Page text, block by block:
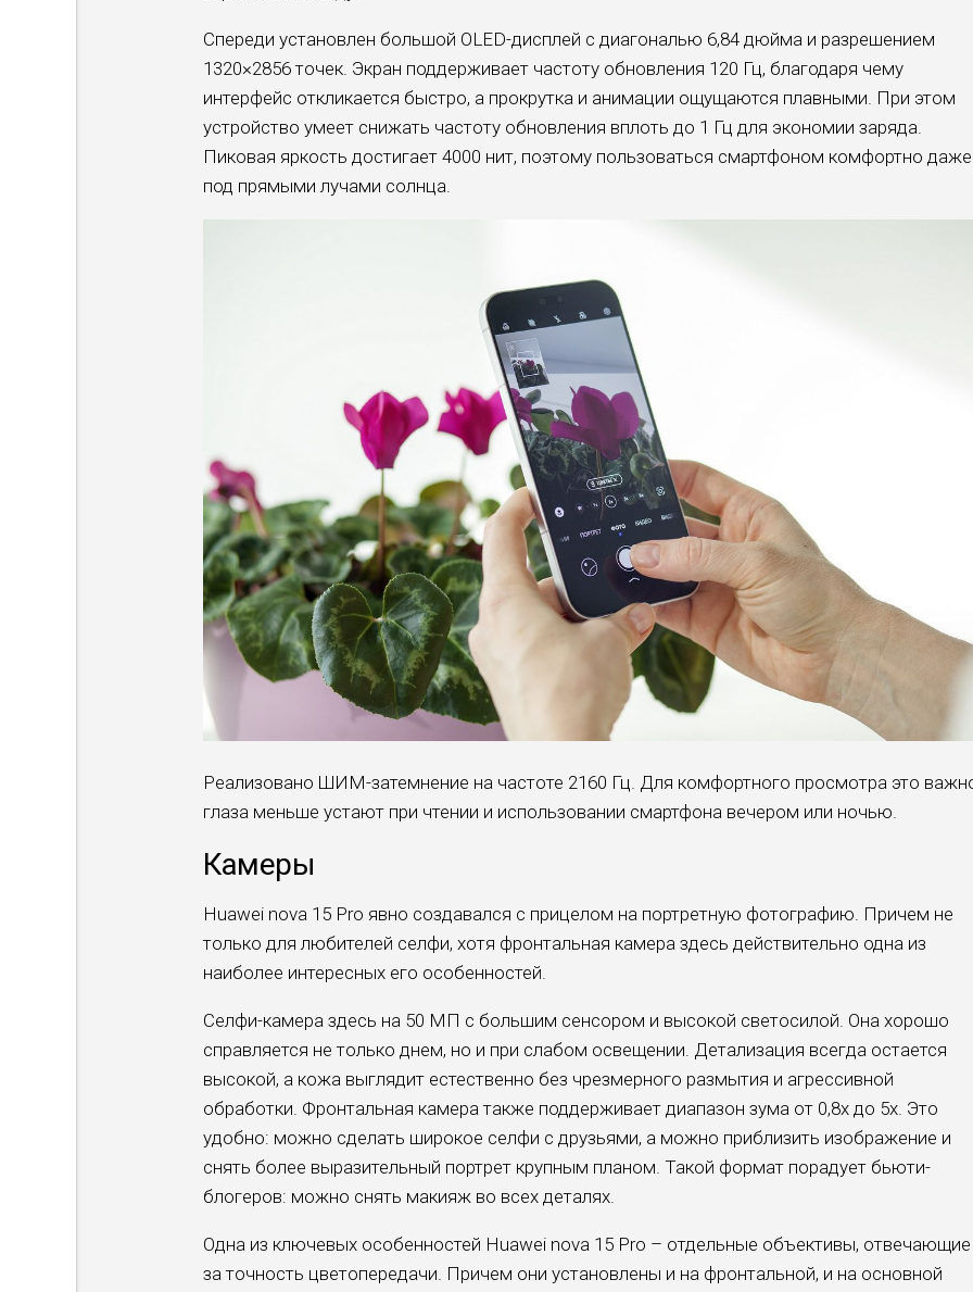
Спереди установлен большой OLED-дисплей с диагональю 6,84 дюйма и разрешением
1320×2856 точек. Экран поддерживает частоту обновления 120 Гц, благодаря чему
интерфейс откликается быстро, а прокрутка и анимации ощущаются плавными. При этом
устройство умеет снижать частоту обновления вплоть до 1 Гц для экономии заряда.
Пиковая яркость достигает 4000 нит, поэтому пользоваться смартфоном комфортно даже
под прямыми лучами солнца.
Реализовано ШИМ-затемнение на частоте 2160 Гц. Для комфортного просмотра это
глаза меньше устают при чтении и использовании смартфона вечером или ночью.
Камеры
Huawei nova 15 Pro явно создавался с прицелом на портретную фотографию. Причем не
только для любителей селфи, хотя фронтальная камера здесь действительно одна из
наиболее интересных его особенностей.
Селфи-камера здесь на 50 МП с большим сенсором и высокой светосилой. Она хорошо
справляется не только днем, но и при слабом освещении. Детализация всегда остается
высокой, а кожа выглядит естественно без чрезмерного размытия и агрессивной
обработки. Фронтальная камера также поддерживает диапазон зума от 0,8x до 5x. Это
удобно: можно сделать широкое селфи с друзьями, а можно приблизить изображение и
снять более выразительный портрет крупным планом. Такой формат порадует бьюти-
блогеров: можно снять макияж во всех деталях.
Одна из ключевых особенностей Huawei nova 15 Pro – отдельные объективы, отвечающие
за точность цветопередачи. Причем они установлены и на фронтальной, и на основной